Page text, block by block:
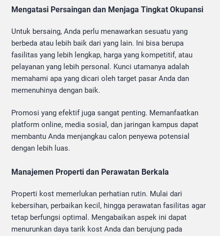
Mengatasi Persaingan dan Menjaga Tingkat Okupansi
Untuk bersaing, Anda perlu menawarkan sesuatu yang
berbeda atau lebih baik dari yang lain. Ini bisa berupa
fasilitas yang lebih lengkap, harga yang kompetitif, atau
pelayanan yang lebih personal. Kunci utamanya adalah
memahami apa yang dicari oleh target pasar Anda dan
memenuhinya dengan baik.
Promosi yang efektif juga sangat penting. Memanfaatkan
platform online, media sosial, dan jaringan kampus dapat
membantu Anda menjangkau calon penyewa potensial
dengan lebih luas.
Manajemen Properti dan Perawatan Berkala
Properti kost memerlukan perhatian rutin. Mulai dari
kebersihan, perbaikan kecil, hingga perawatan fasilitas agar
tetap berfungsi optimal. Mengabaikan aspek ini dapat
menurunkan daya tarik kost Anda dan berujung pada